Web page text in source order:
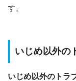
す。
いじめ以外の
いじめ以外のトラ